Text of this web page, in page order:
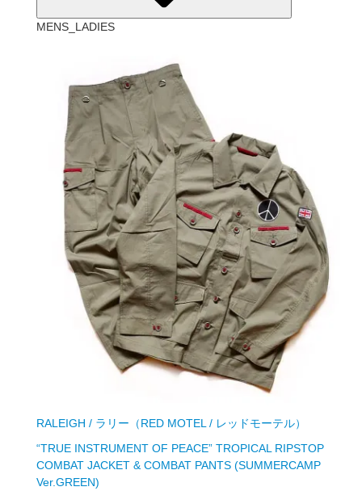
MENS_LADIES
RALEIGH / ラリー（RED MOTEL / レッドモーテル）
“TRUE INSTRUMENT OF PEACE” TROPICAL RIPSTOP
COMBAT JACKET & COMBAT PANTS (SUMMERCAMP
Ver.GREEN)